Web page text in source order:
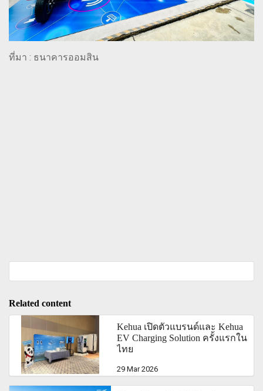
ที่มา : ธนาคารออมสิน
Related content
Kehua เปิดตัวแบรนด์และ Kehua
EV Charging Solution ครั้งแรกใน
ไทย
29 Mar 2026